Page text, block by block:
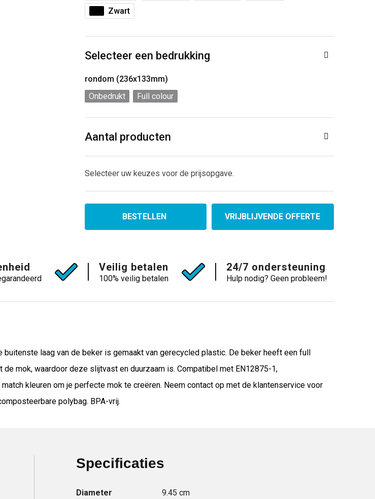
Zwart
Selecteer een bedrukking
rondom (236x133mm)
Onbedrukt
Full colour
Aantal producten
Selecteer uw keuzes voor de prijsopgave.
BESTELLEN VRIJBLIJVENDE OFFERTE
Veilig betalen
100% veilig betalen
24/7 ondersteuning
Hulp nodig? Geen probleem!
laag van de beker is gemaakt van gerecycled plastic. De beker heeft een full
mok, waardoor deze slijtvast en duurzaam is. Compatibel met EN12875-1,
kleuren om je perfecte mok te creëren. Neem contact op met de klantenservice voor
polybag. BPA-vrij.
Specificaties
Diameter 9.45 cm